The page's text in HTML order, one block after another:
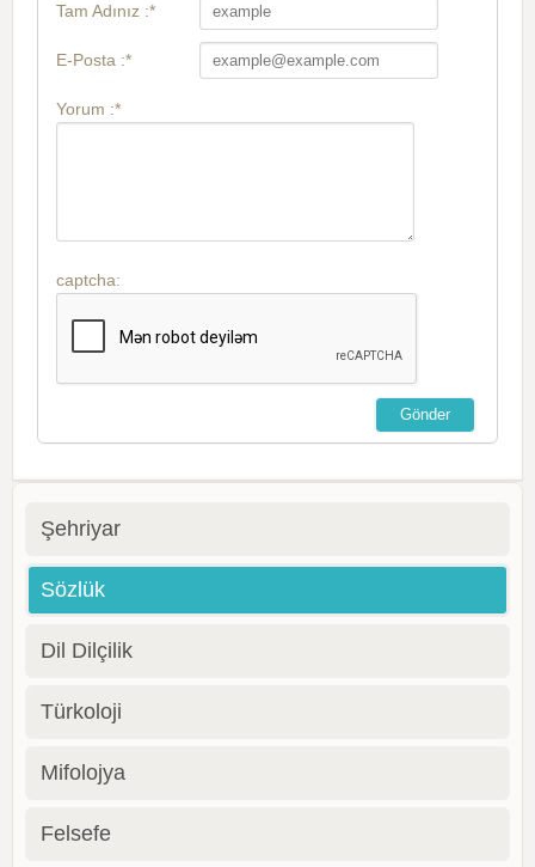
Tam Adınız :*
E-Posta :*
Yorum :*
captcha:
Şehriyar
Sözlük
Dil Dilçilik
Türkoloji
Mifolojya
Felsefe